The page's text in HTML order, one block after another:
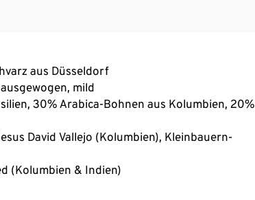
aus Düsseldorf
mild
30% Arabica-Bohnen aus Kolumbien, 20%
David Vallejo (Kolumbien), Kleinbauern-
(Kolumbien & Indien)
und im Folgenden aufgelisteten